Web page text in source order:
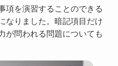
項を演習することのできる
なりました。暗記項目だけ
が問われる問題についても